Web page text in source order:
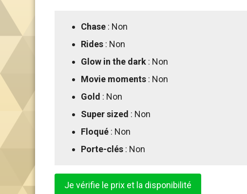
Chase : Non
Rides : Non
Glow in the dark : Non
Movie moments : Non
Gold : Non
Super sized : Non
Floqué : Non
Porte-clés : Non
Je vérifie le prix et la disponibilité